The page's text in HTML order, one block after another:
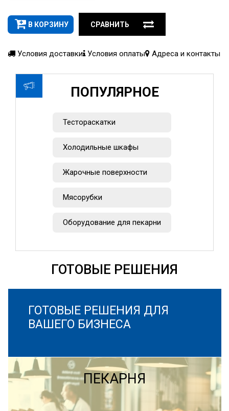
В КОРЗИНУ СРАВНИТЬ
Условия доставки Условия оплаты Адреса и контакты
ПОПУЛЯРНОЕ
Тестораскатки
Холодильные шкафы
Жарочные поверхности
Мясорубки
Оборудование для пекарни
ГОТОВЫЕ РЕШЕНИЯ
ГОТОВЫЕ РЕШЕНИЯ ДЛЯ
ВАШЕГО БИЗНЕСА
ПЕКАРНЯ